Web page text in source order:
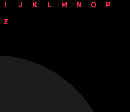
I J K L M N O
P
Z